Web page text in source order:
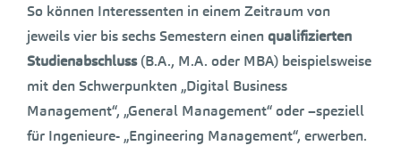
So können Interessenten in einem Zeitraum von
jeweils vier bis sechs Semestern einen qualifizierten
Studienabschluss(B.A., M.A. oder MBA) beispielsweise
mit den Schwerpunkten „Digital Business
Management“, „General Management“ oder –speziell
für Ingenieure- „Engineering Management“, erwerben.